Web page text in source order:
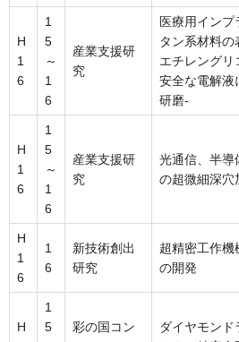
H
1
6
1
5
～
1
6
産業支援研
究
医療用インプ
タン系材料
エチレングリ
安全な電解液
研磨-
H
1
6
1
5
～
1
6
産業支援研
究
光通信、半導
の超微細深穴
H
1
6
1
6
新技術創出
研究
超精密工作機
の開発
H
1
5
彩の国コン
ダイヤモンド